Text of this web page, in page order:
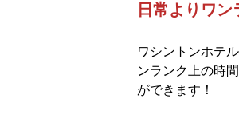
日常よりワン
ワシントンホテ
ンランク上の時
ができます！